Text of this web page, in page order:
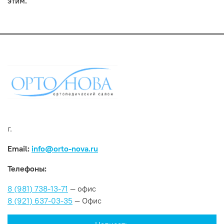
г.
Email: info@orto-nova.ru
Телефоны:
8 (981) 738-13-71 — офис
8 (921) 637-03-35 — Офис